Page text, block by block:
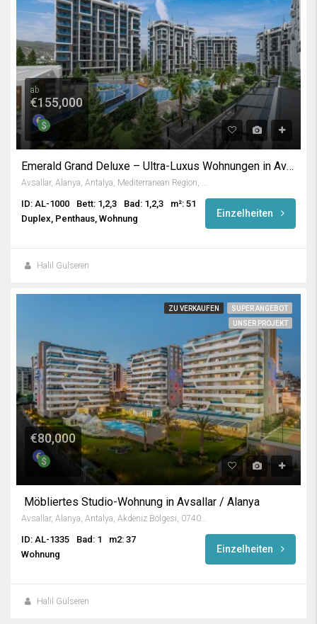
ab
€155,000
Emerald Grand Deluxe – Ultra-Luxus Wohnungen in Avsallar / Alanya
Avsallar, Alanya, Antalya, Mediterranean Region, Turkey
ID: AL-1000 Bett: 1,2,3 Bad: 1,2,3
m²: 51
Duplex, Penthaus, Wohnung
Einzelheiten
Halil Gülseren
ZU VERKAUFEN
SUPER ANGEBOT
UNSER PROJEKT
€80,000
Möbliertes Studio-Wohnung in Avsallar / Alanya
ID: AL-1335 Bad: 1
m2: 37
Wohnung
Einzelheiten
Halil Gülseren